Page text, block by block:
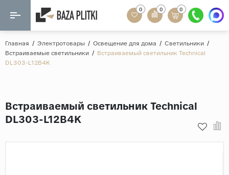
Назад
Керамогранит
Назад
20x120
Мозаика
0 0 0
Главная / Электротовары / Освещение для дома / Светильники /
Встраиваемые светильники / Встраиваемый светильник Technical
DL303-L12B4K
Встраиваемый светильник Technical
DL303-L12B4K